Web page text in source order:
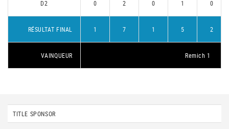
D2 0 2 0 1 0
RÉSULTAT FINAL 1 7 1 5 2
VAINQUEUR Remich 1
TITLE SPONSOR